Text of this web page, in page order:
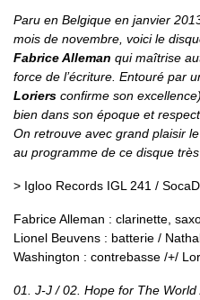
Paru en Belgique en janvier
mois de novembre, voici le
Fabrice Alleman qui maîtrise
force de l’écriture. Entouré par
Loriers confirme son
bien dans son époque et
On retrouve avec grand plaisir
au programme de ce disque
> Igloo Records IGL 241 /
Fabrice Alleman : clarinette,
Lionel Beuvens : batterie /
Washington : contrebasse /+/
01. J-J / 02. Hope for The World